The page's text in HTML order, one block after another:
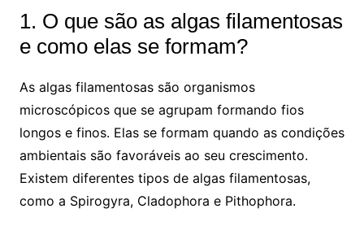
1. O que são as algas filamentosas
e como elas se formam?
As algas filamentosas são organismos
microscópicos que se agrupam formando fios
longos e finos. Elas se formam quando as condições
ambientais são favoráveis ao seu crescimento.
Existem diferentes tipos de algas filamentosas,
como a Spirogyra, Cladophora e Pithophora.